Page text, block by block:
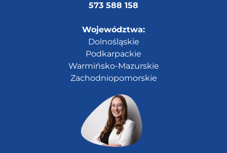
573 588 158
Województwa:
Dolnośląskie
Podkarpackie
Warmińsko-Mazurskie
Zachodniopomorskie